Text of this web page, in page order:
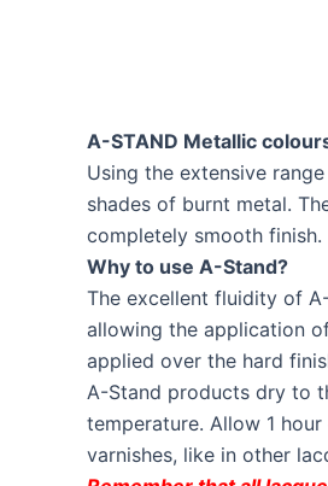
A-STAND Metallic
Using the extensive
shades of burnt metal.
completely smooth finish.
Why to use A-Stand?
The excellent fluidity of
allowing the application
applied over the hard
A-Stand products dry to
temperature. Allow 1
varnishes, like in other